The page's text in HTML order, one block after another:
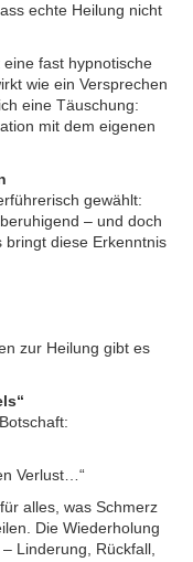
echte Heilung nicht
fast hypnotische
wie ein Versprechen
eine Täuschung:
mit dem eigenen
gewählt:
– und doch
diese Erkenntnis
zur Heilung gibt es
Verlust…“
alles, was Schmerz
Die Wiederholung
Linderung, Rückfall,